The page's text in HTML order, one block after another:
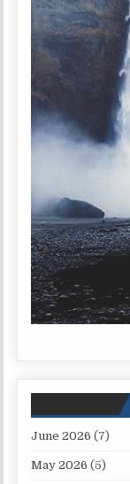
June 2026 (7)
May 2026 (5)